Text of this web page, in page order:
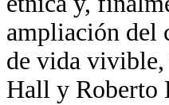
ampliación del
de vida vivible,
Hall y Roberto